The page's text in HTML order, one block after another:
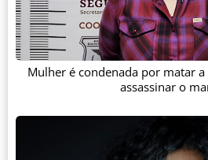
Mulher é condenada por matar
assassinar o